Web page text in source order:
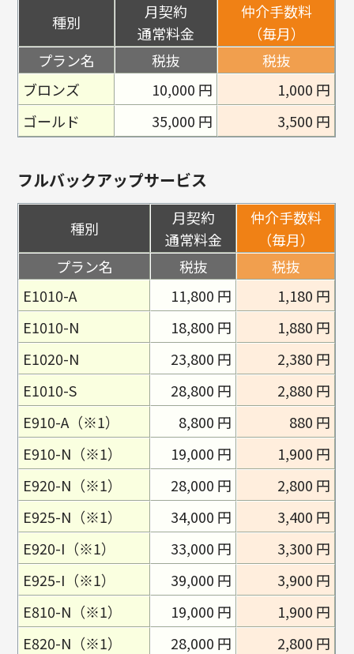
種別
月契約
通常料金
仲介手数料
（毎月）
プラン名
税抜
税抜
ブロンズ
10,000 円
1,000 円
ゴールド
35,000 円 3,500 円
フルバックアップサービス
種別
月契約
通常料金
仲介手数料
（毎月）
プラン名
税抜
税抜
E1010-A
11,800 円
1,180 円
E1010-N
18,800 円
1,880 円
E1020-N
23,800 円
2,380 円
E1010-S
28,800 円
2,880 円
E910-A（※1）
8,800 円
880 円
E910-N（※1）
19,000 円
1,900 円
E920-N（※1）
28,000 円
2,800 円
E925-N（※1）
34,000 円
3,400 円
E920-I（※1）
33,000 円
3,300 円
E925-I（※1）
39,000 円
3,900 円
E810-N（※1）
19,000 円
1,900 円
E820-N（※1）
28,000 円
2,800 円